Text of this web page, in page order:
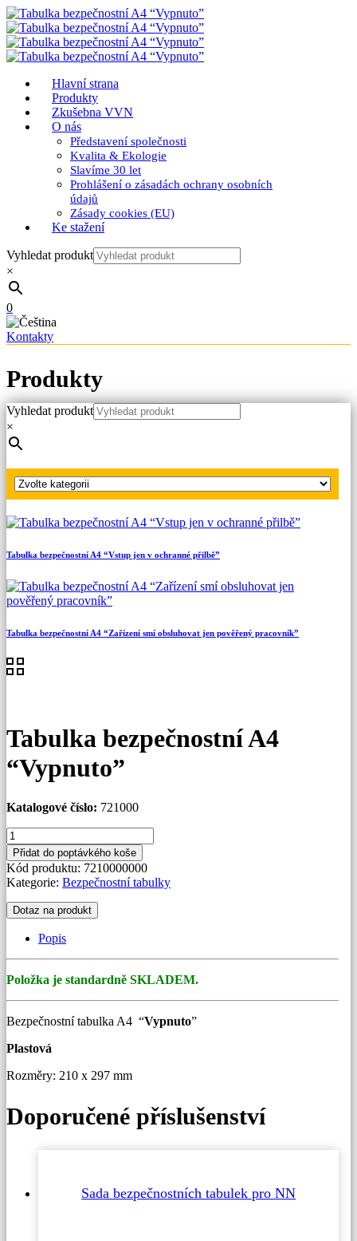
Hlavní strana
Produkty
Zkušebna VVN
O nás
Představení společnosti
Kvalita & Ekologie
Slavíme 30 let
Prohlášení o zásadách ochrany osobních
údajů
Zásady cookies (EU)
Ke stažení
Vyhledat produkt
×
0
Kontakty
Produkty
Hlavní strana
Vyhledat produkt
×
Tabulka bezpečnostní A4 “Vstup jen v ochranné přilbě”
Tabulka bezpečnostní A4 “Zařízení smí obsluhovat jen pověřený pracovník”
Tabulka bezpečnostní A4
“Vypnuto”
Katalogové číslo: 721000
Tabulka
bezpečnostní
A4
"Vypnuto"
množství
Přidat do poptávkého koše
Kód produktu: 7210000000
Kategorie: Bezpečnostní tabulky
Dotaz na produkt
Popis
Položka je standardně SKLADEM.
Bezpečnostní tabulka A4 “Vypnuto”
Plastová
Rozměry: 210 x 297 mm
Doporučené příslušenství
Sada bezpečnostních tabulek pro NN